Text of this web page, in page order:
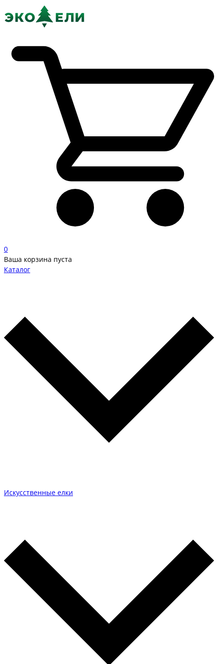
0
Ваша корзина пуста
Каталог
Искусственные елки